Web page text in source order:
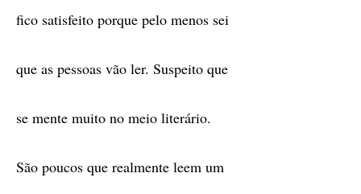
fico satisfeito porque pelo menos sei
que as pessoas vão ler. Suspeito que
se mente muito no meio literário.
São poucos que realmente leem um